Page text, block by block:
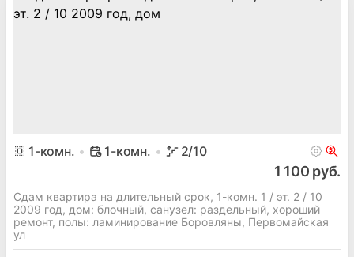
1-комн. 1-комн. 2/10
1 100 руб.
Сдам квартира на длительный срок, 1-комн. 1 / эт. 2 / 10
2009 год, дом: блочный, cанузел: раздельный, хороший
ремонт, полы: ламинирование Боровляны, Первомайская
ул